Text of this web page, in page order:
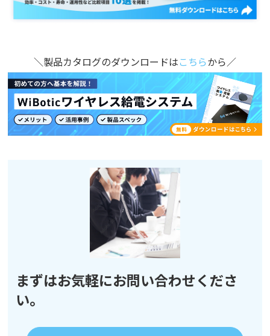
＼製品カタログのダウンロードはこちらから／
まずはお気軽にお問い合わせくださ
い。